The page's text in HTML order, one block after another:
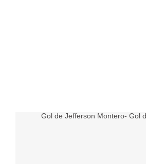
Gol de Jefferson Montero- Gol